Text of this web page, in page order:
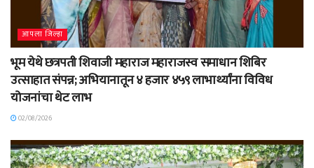
आपला जिल्हा
भूम येथे छत्रपती शिवाजी महाराज महाराजस्व समाधान शिबिर
उत्साहात संपन्न; अभियानातून ४ हजार ४५९ लाभार्थ्यांना विविध
योजनांचा थेट लाभ
02/08/2026